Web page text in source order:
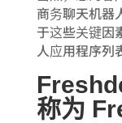
商务聊天机器
于这些关键因
人应用程序列
称为